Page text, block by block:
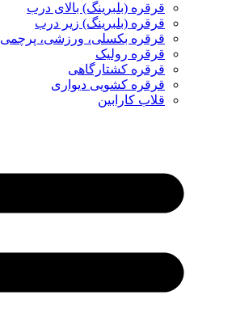
قرقره (بلبرینگ) بالای درب
قرقره (بلبرینگ) زیر درب
قرقره بکسلی، ورزشی، پرچمی
قرقره رولیک
قرقره کشتارگاهی
قرقره کشویی دیواری
قلاب کارابین